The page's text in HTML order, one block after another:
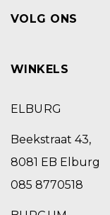
VOLG ONS
WINKELS
ELBURG
Beekstraat 43,
8081 EB Elburg
085 8770518